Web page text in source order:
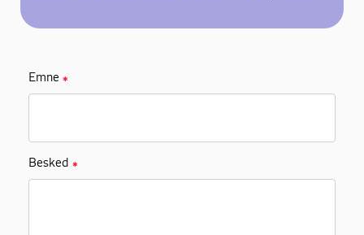
Emne ✱
Besked ✱